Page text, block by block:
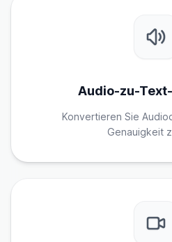
Audio-zu-
Konvertieren Sie
Genauigkeit